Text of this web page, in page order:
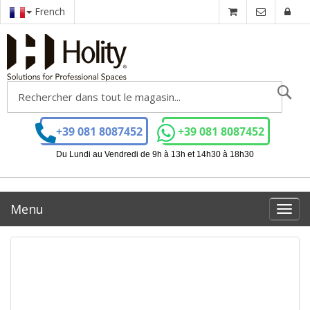
French
+39 081 8087452 +39 081 8087452
Du Lundi au Vendredi de 9h à 13h et 14h30 à 18h30
Menu
Passer